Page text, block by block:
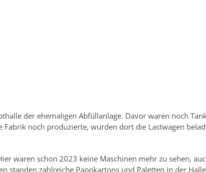
der ehemaligen Abfüllanlage. Davor waren noch
Fabrik noch produzierte, wurden dort die Lastwagen
waren schon 2023 keine Maschinen mehr zu sehen,
standen zahlreiche Pappkartons und Paletten in der